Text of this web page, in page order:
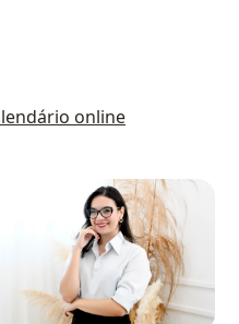
online